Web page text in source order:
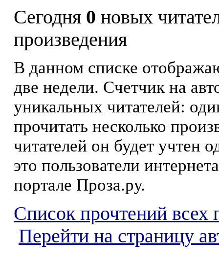
Сегодня 0 новых
произведения
В данном списке
две недели. Счетчик на
уникальных читателей:
прочитать несколько
читателей он будет учтен
это пользователи
портале Проза.ру.
Список прочтений всех
Перейти на страницу